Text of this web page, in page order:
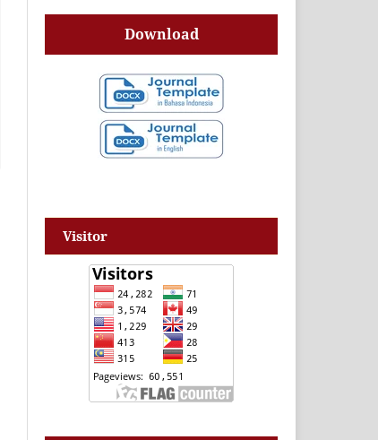
Download
Visitor